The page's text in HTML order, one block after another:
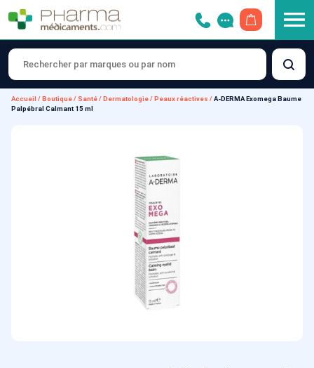
Accueil / Boutique/Santé/ Dermatologie/ Peaux réactives /A-DERMA Exomega Baume
Palpébral Calmant 15 ml